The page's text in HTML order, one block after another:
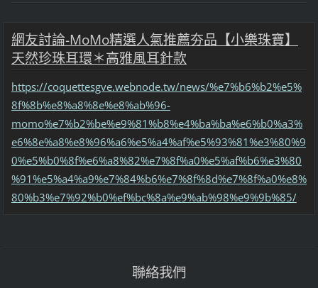
網友討論-MoMo精選人氣推薦夯品【小樂珠寶】
天然珍珠耳環＊高雅風耳針款
https://coquettesgve.webnode.tw/news/%e7%b6%b2%e5%
8f%8b%e8%a8%8e%e8%ab%96-
momo%e7%b2%be%e9%81%b8%e4%ba%ba%e6%b0%a3%
e6%8e%a8%e8%96%a6%e5%a4%af%e5%93%81%e3%80%9
0%e5%b0%8f%e6%a8%82%e7%8f%a0%e5%af%b6%e3%80
%91%e5%a4%a9%e7%84%b6%e7%8f%8d%e7%8f%a0%e8%
80%b3%e7%92%b0%ef%bc%8a%e9%ab%98%e9%9b%85/
聯絡我們